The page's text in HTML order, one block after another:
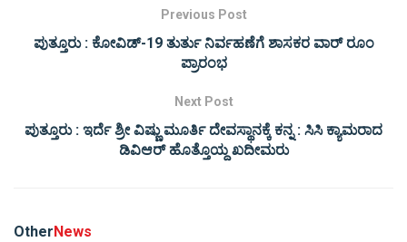
Previous Post
ಪುತ್ತೂರು : ಕೋವಿಡ್-19 ತುರ್ತು ನಿರ್ವಹಣೆಗೆ ಶಾಸಕರ ವಾರ್ ರೂಂ
ಪ್ರಾರಂಭ
Next Post
ಪುತ್ತೂರು : ಇರ್ದೆ ಶ್ರೀ ವಿಷ್ಣು ಮೂರ್ತಿ ದೇವಸ್ಥಾನಕ್ಕೆ ಕನ್ನ : ಸಿಸಿ ಕ್ಯಾಮರಾದ
ಡಿವಿಆರ್ ಹೊತ್ತೊಯ್ದ ಖದೀಮರು
OtherNews